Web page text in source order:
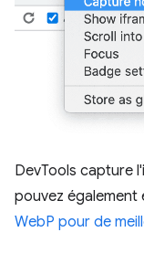
DevTools capture
pouvez également
WebP pour de